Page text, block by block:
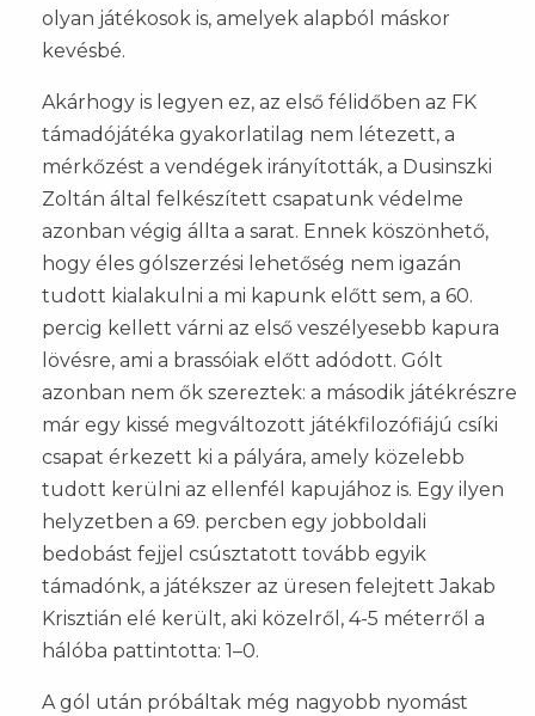
olyan játékosok is, amelyek alapból máskor
kevésbé.
Akárhogy is legyen ez, az első félidőben az FK
támadójátéka gyakorlatilag nem létezett, a
mérkőzést a vendégek irányították, a Dusinszki
Zoltán által felkészített csapatunk védelme
azonban végig állta a sarat. Ennek köszönhető,
hogy éles gólszerzési lehetőség nem igazán
tudott kialakulni a mi kapunk előtt sem, a 60.
percig kellett várni az első veszélyesebb kapura
lövésre, ami a brassóiak előtt adódott. Gólt
azonban nem ők szereztek: a második játékrészre
már egy kissé megváltozott játékfilozófiájú csíki
csapat érkezett ki a pályára, amely közelebb
tudott kerülni az ellenfél kapujához is. Egy ilyen
helyzetben a 69. percben egy jobboldali
bedobást fejjel csúsztatott tovább egyik
támadónk, a játékszer az üresen felejtett Jakab
Krisztián elé került, aki közelről, 4-5 méterről a
hálóba pattintotta: 1–0.
A gól után próbáltak még nagyobb nyomást